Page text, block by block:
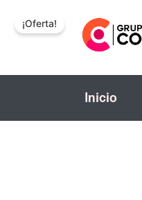
Inicio
¡Oferta!